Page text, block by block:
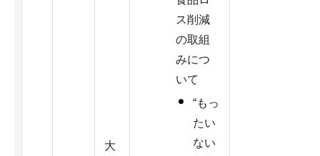
大
ス削減
の取組
みにつ
いて
“もっ
たい
ない